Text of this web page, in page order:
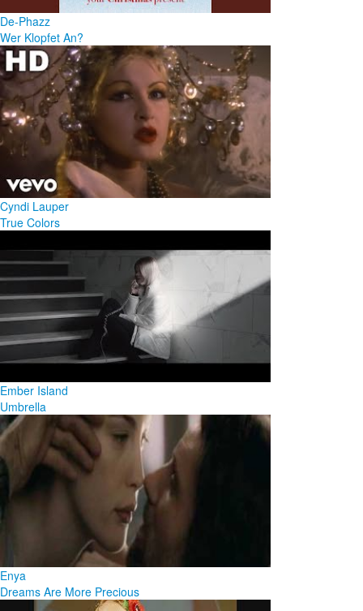
De-Phazz
Wer Klopfet An?
Cyndi Lauper
True Colors
Ember Island
Umbrella
Enya
Dreams Are More Precious